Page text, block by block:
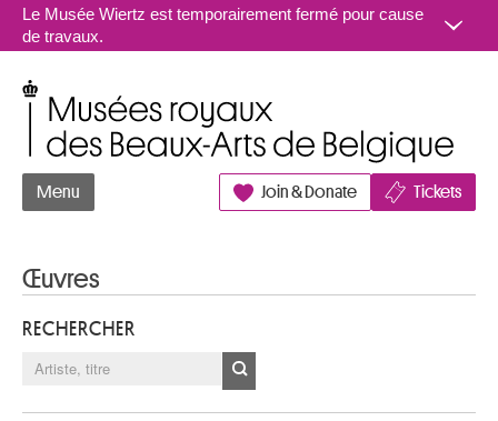
Aller au contenu
Le Musée Wiertz est temporairement fermé pour cause
de travaux.
Menu Join & Donate Tickets
Œuvres
RECHERCHER